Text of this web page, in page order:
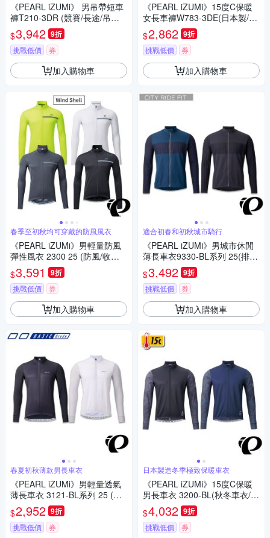
《PEARL iZUMi》 男吊帶短車
褲T210-3DR (競賽/長途/吊帶
褲/單車/運動/自行車)
$3,942 9折
挑戰低價 券
加入購物車
春季至初秋均可穿戴的防風風衣
《PEARL iZUMi》男輕量防風
彈性風衣 2300 25 (防風/收納/
輕量/防潑水/運動/慢跑/自行車)
$3,591 9折
挑戰低價 券
加入購物車
春夏初秋薄款男長車衣
《PEARL iZUMi》男輕量透氣
薄長車衣 3121-BL系列 25 (排
汗/速乾/男車服/長袖車衣/運動/
自行車)
$2,952 9折
挑戰低價 券
《PEARL iZUMi》15度C保暖
女長車褲W783-3DE(日本製/刷
毛車褲/保暖車褲/吸汗速乾/秋
冬/入門款/單車/運動)
$2,862 9折
挑戰低價 券
加入購物車
適合初春和初秋城市騎行
《PEARL iZUMi》男城市休閒
薄長車衣9330-BL系列 25(排
汗/速乾/男車服/長袖車衣/運動/
自行車)
$3,492 9折
挑戰低價 券
加入購物車
日本製造冬季極致保暖車衣
《PEARL iZUMi》15度C保暖
男長車衣 3200-BL(秋冬車衣/保
暖車衣/長車衣/運動/自行車)
$4,032 9折
挑戰低價 券